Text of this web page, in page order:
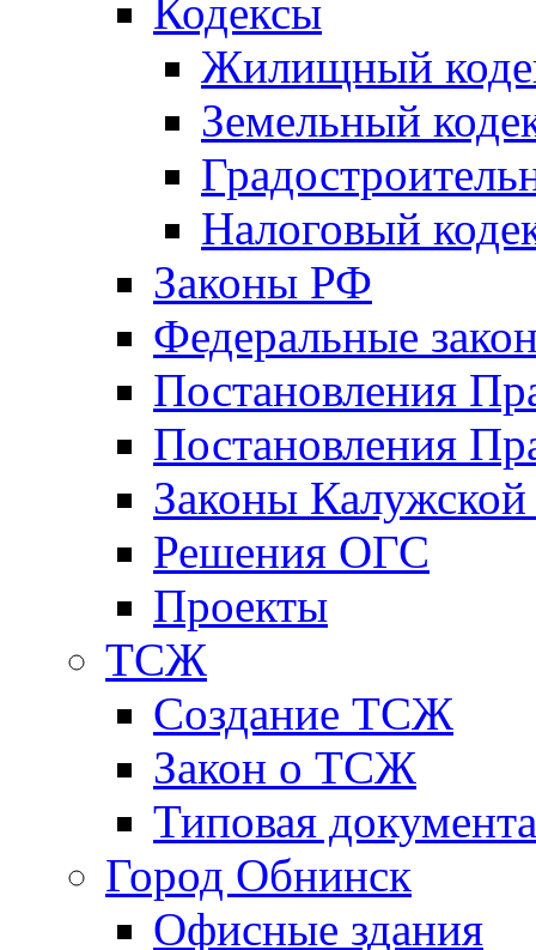
Кодексы
Жилищный
Земельный
Налоговый
Законы РФ
Федеральные
Постановления
Постановления
Законы Калужской
Решения ОГС
Проекты
ТСЖ
Создание ТСЖ
Закон о ТСЖ
Типовая
Город Обнинск
Офисные здания